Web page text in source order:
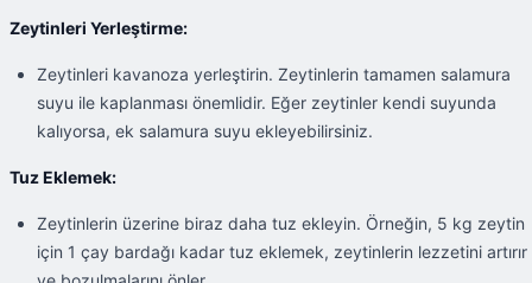
Zeytinleri Yerleştirme:
Zeytinleri kavanoza yerleştirin. Zeytinlerin tamamen salamura
suyu ile kaplanması önemlidir. Eğer zeytinler kendi suyunda
kalıyorsa, ek salamura suyu ekleyebilirsiniz.
Tuz Eklemek:
Zeytinlerin üzerine biraz daha tuz ekleyin. Örneğin, 5 kg zeytin
için 1 çay bardağı kadar tuz eklemek, zeytinlerin lezzetini artırır